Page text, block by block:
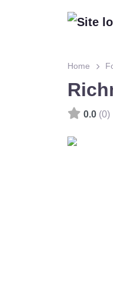
Home
0.0 (0)